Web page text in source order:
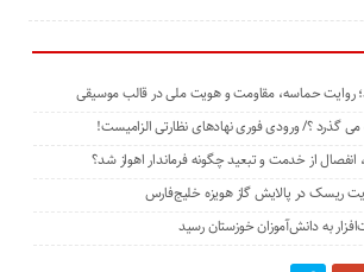
روایت حماسه، مقاومت و هویت ملی در قالب موسیقی
گذرد ؟/ ورودی فوری نهادهای نظارتی الزامیست!
از خدمت و تبعید چگونه فرماندار اهواز شد؟
ریسک در پالایش گاز هویزه خلیج‌فارس